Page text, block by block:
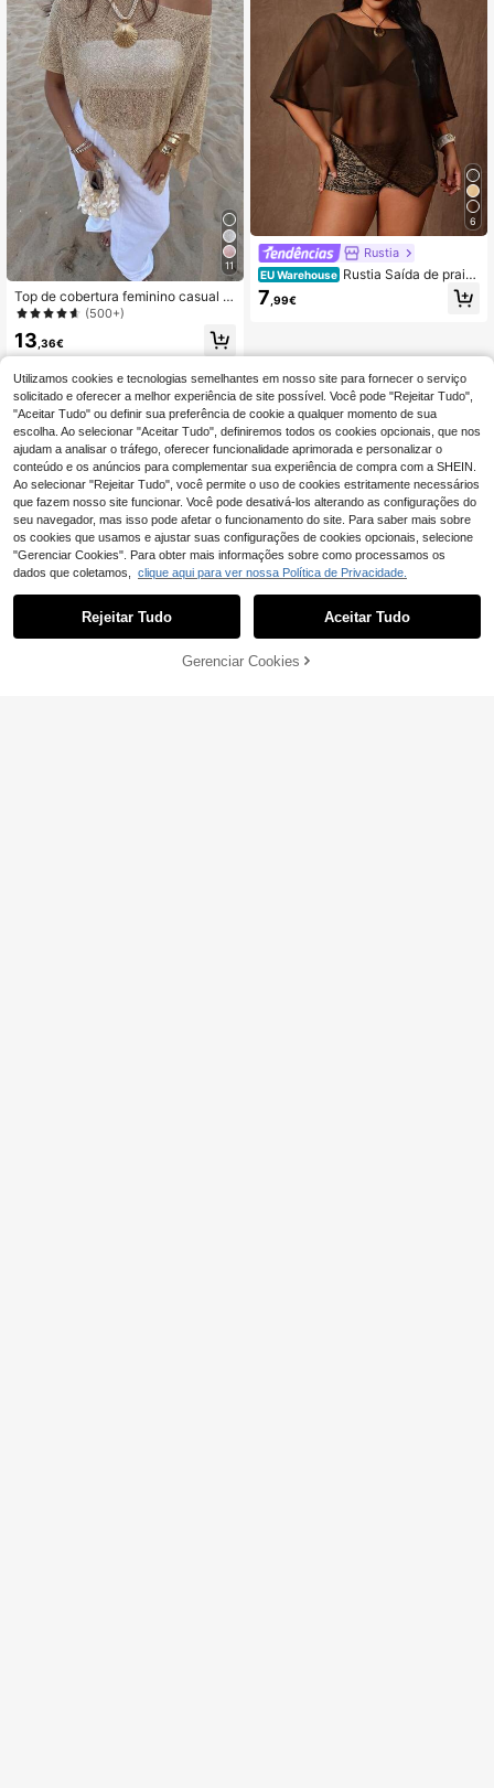
11
Top de cobertura feminino casual s
exy brilhante leve de cor lisa com re
com mangas morcego e bainha assi
métrica, para férias de verão na prai
a, festival de música, férias no cam
po, casual, encontro na rua e resort
(500+)
13 ,36€
6
Rustia
EU Warehouse Rustia Saída de praia
feminina plus size preta lisa em chif
fon, modelo solto, confortável, com
7 ,99€
COMPRE AGORA
Utilizamos cookies e tecnologias semelhantes em nosso site para fornecer o serviço
solicitado e oferecer a melhor experiência de site possível. Você pode "Rejeitar Tudo",
"Aceitar Tudo" ou definir sua preferência de cookie a qualquer momento de sua
escolha. Ao selecionar "Aceitar Tudo", definiremos todos os cookies opcionais, que nos
ajudam a analisar o tráfego, oferecer funcionalidade aprimorada e personalizar o
conteúdo e os anúncios para complementar sua experiência de compra com a SHEIN.
Ao selecionar "Rejeitar Tudo", você permite o uso de cookies estritamente necessários
que fazem nosso site funcionar. Você pode desativá-los alterando as configurações do
seu navegador, mas isso pode afetar o funcionamento do site. Para saber mais sobre
os cookies que usamos e ajustar suas configurações de cookies opcionais, selecione
"Gerenciar Cookies". Para obter mais informações sobre como processamos os
dados que coletamos, clique aqui para ver nossa Política de Privacidade.
Rejeitar Tudo Aceitar Tudo
Gerenciar Cookies